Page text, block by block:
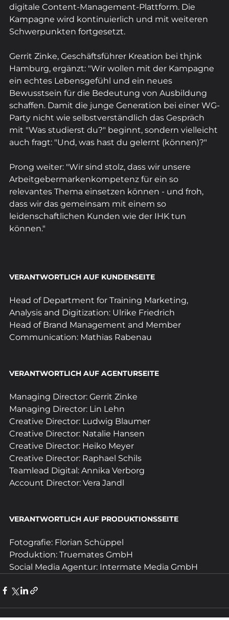
digitale Content-Management-Plattform. Die
Kampagne wird kontinuierlich und mit weiteren
Schwerpunkten fortgesetzt.
Gerrit Zinke, Geschäftsführer Kreation bei thjnk
Hamburg, ergänzt: "Wir wollen mit der Kampagne
ein echtes Lebensgefühl und ein neues
Bewusstsein für die Bedeutung von Ausbildung
schaffen. Damit die junge Generation bei einer WG-
Party nicht wie selbstverständlich das Gespräch
mit "Was studierst du?" beginnt, sondern vielleicht
auch fragt: "Und, was hast du gelernt (können)?"
Prong weiter: "Wir sind stolz, dass wir unsere
Arbeitgebermarkenkompetenz für ein so
relevantes Thema einsetzen können - und froh,
dass wir das gemeinsam mit einem so
leidenschaftlichen Kunden wie der IHK tun
können."
VERANTWORTLICH AUF KUNDENSEITE
Head of Department for Training Marketing,
Analysis and Digitization: Ulrike Friedrich
Head of Brand Management and Member
Communication: Mathias Rabenau
VERANTWORTLICH AUF AGENTURSEITE
Managing Director: Gerrit Zinke
Managing Director: Lin Lehn
Creative Director: Ludwig Blaumer
Creative Director: Natalie Hansen
Creative Director: Heiko Meyer
Creative Director: Raphael Schils
Teamlead Digital: Annika Verborg
Account Director: Vera Jandl
VERANTWORTLICH AUF PRODUKTIONSSEITE
Fotografie: Florian Schüppel
Produktion: Truemates GmbH
Social Media Agentur: Intermate Media GmbH